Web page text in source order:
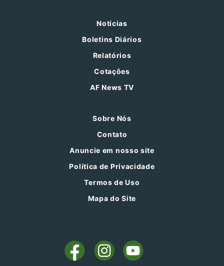
Notícias
Boletins Diários
Relatórios
Cotações
AF News TV
Sobre Nós
Contato
Anuncie em nosso site
Política de Privacidade
Termos de Uso
Mapa do Site